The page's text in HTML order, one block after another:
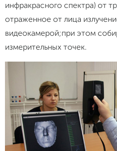
инфракрасного спектра) от
отраженное от лица
видеокамерой;при этом
измерительных точек.